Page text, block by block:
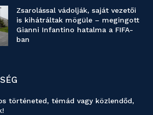
Zsarolással vádolják, saját vezetői
is kihátráltak mögüle – megingott
Gianni Infantino hatalma a FIFA-
ban
történeted, témád vagy közlendőd,